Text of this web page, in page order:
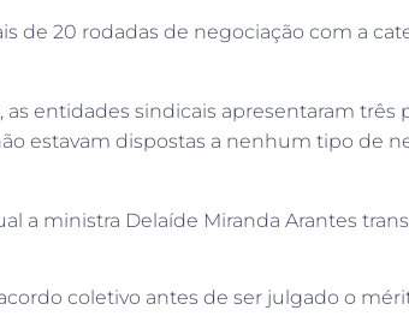
de 20 rodadas de negociação com a
entidades sindicais apresentaram três
estavam dispostas a nenhum tipo de
a ministra Delaíde Miranda Arantes
coletivo antes de ser julgado o